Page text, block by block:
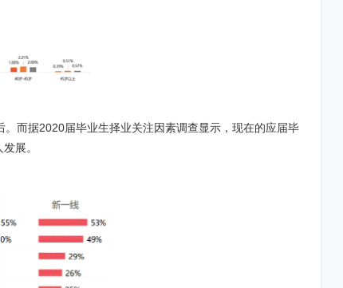
而据2020届毕业生择业关注因素调查显示，现在的应届毕
展。